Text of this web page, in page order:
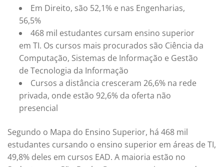
Em Direito, são 52,1% e nas Engenharias,
56,5%
468 mil estudantes cursam ensino superior
em TI. Os cursos mais procurados são Ciência da
Computação, Sistemas de Informação e Gestão
de Tecnologia da Informação
Cursos a distância cresceram 26,6% na rede
privada, onde estão 92,6% da oferta não
presencial
Segundo o Mapa do Ensino Superior, há 468 mil
estudantes cursando o ensino superior em áreas de TI,
49,8% deles em cursos EAD. A maioria estão no